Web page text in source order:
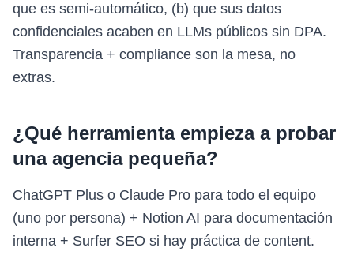
que es semi-automático, (b) que sus datos
confidenciales acaben en LLMs públicos sin DPA.
Transparencia + compliance son la mesa, no
extras.
¿Qué herramienta empieza a probar
una agencia pequeña?
ChatGPT Plus o Claude Pro para todo el equipo
(uno por persona) + Notion AI para documentación
interna + Surfer SEO si hay práctica de content.